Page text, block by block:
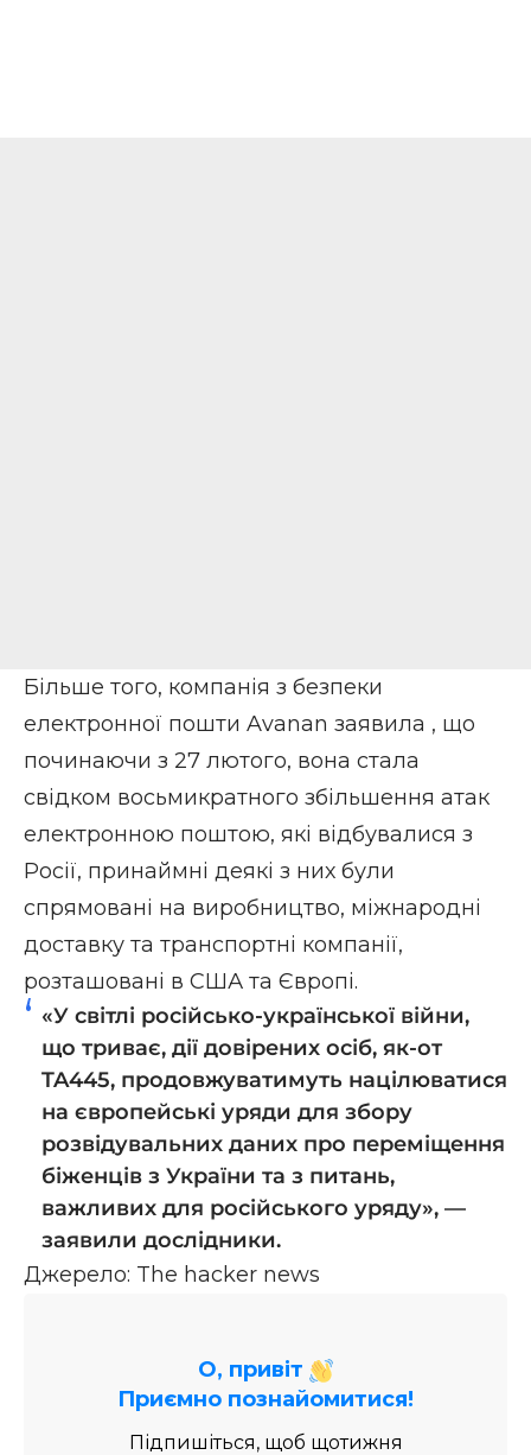
Більше того, компанія з безпеки
електронної пошти Avanan заявила , що
починаючи з 27 лютого, вона стала
свідком восьмикратного збільшення атак
електронною поштою, які відбувалися з
Росії, принаймні деякі з них були
спрямовані на виробництво, міжнародні
доставку та транспортні компанії,
розташовані в США та Європі.
«У світлі російсько-української війни,
що триває, дії довірених осіб, як-от
TA445, продовжуватимуть націлюватися
на європейські уряди для збору
розвідувальних даних про переміщення
біженців з України та з питань,
важливих для російського уряду», —
заявили дослідники.
Джерело: The hacker news
О, привіт
Приємно познайомитися!
Підпишіться, щоб щотижня